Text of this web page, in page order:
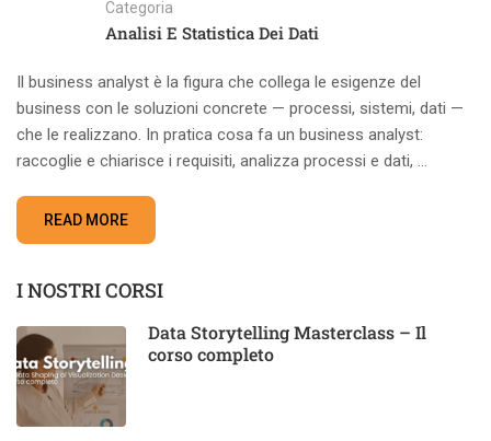
Categoria
Analisi E Statistica Dei Dati
Il business analyst è la figura che collega le esigenze del
business con le soluzioni concrete — processi, sistemi, dati —
che le realizzano. In pratica cosa fa un business analyst:
raccoglie e chiarisce i requisiti, analizza processi e dati, …
READ MORE
I NOSTRI CORSI
Data Storytelling Masterclass – Il
corso completo